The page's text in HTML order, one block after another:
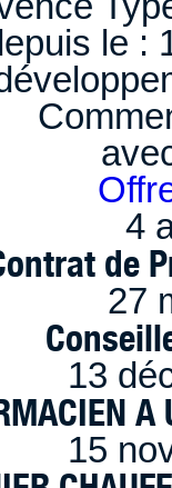
le :
4
de
27
13
A
15